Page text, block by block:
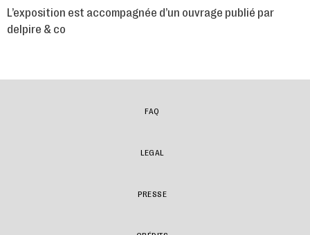
L’exposition est accompagnée d’un ouvrage publié par
delpire & co
FAQ
LEGAL
PRESSE